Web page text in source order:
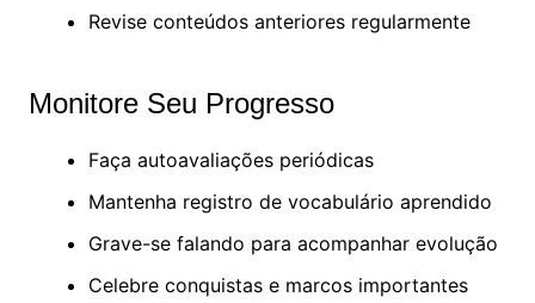
Revise conteúdos anteriores regularmente
Monitore Seu Progresso
Faça autoavaliações periódicas
Mantenha registro de vocabulário aprendido
Grave-se falando para acompanhar evolução
Celebre conquistas e marcos importantes